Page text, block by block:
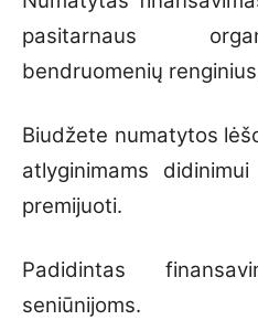
pasitarnaus
bendruomenių
Biudžete numatytos
atlyginimams
premijuoti.
Padidintas
seniūnijoms.